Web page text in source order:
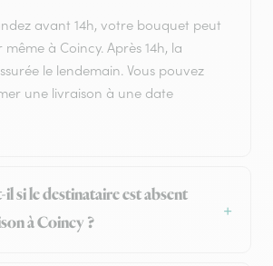
avant 14h, votre bouquet peut
à Coincy. Après 14h, la
le lendemain. Vous pouvez
une livraison à une date
il si le destinataire est absent
à Coincy ?